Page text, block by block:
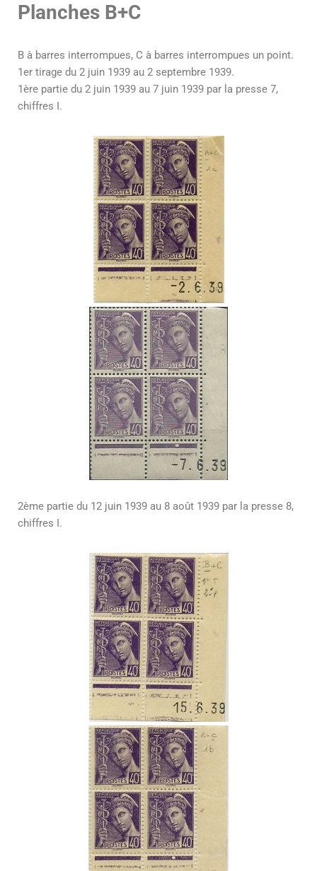
Planches B+C
B à barres interrompues, C à barres interrompues un point.
1er tirage du 2 juin 1939 au 2 septembre 1939.
1ère partie du 2 juin 1939 au 7 juin 1939 par la presse 7,
chiffres I.
2ème partie du 12 juin 1939 au 8 août 1939 par la presse 8,
chiffres I.